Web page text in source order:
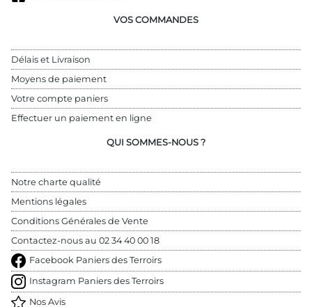
VOS COMMANDES
Délais et Livraison
Moyens de paiement
Votre compte paniers
Effectuer un paiement en ligne
QUI SOMMES-NOUS ?
Notre charte qualité
Mentions légales
Conditions Générales de Vente
Contactez-nous au 02 34 40 00 18
Facebook Paniers des Terroirs
Instagram Paniers des Terroirs
Nos Avis